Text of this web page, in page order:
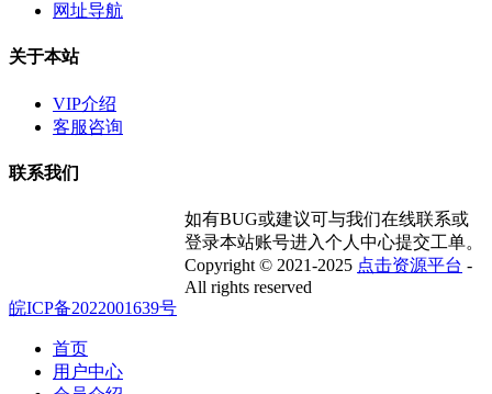
网址导航
关于本站
VIP介绍
客服咨询
联系我们
如有BUG或建议可与我们在线联系或
登录本站账号进入个人中心提交工单。
Copyright © 2021-2025 点击资源平台 -
All rights reserved
皖ICP备2022001639号
首页
用户中心